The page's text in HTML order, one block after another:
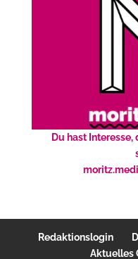
Du hast
Redaktionslogin
Aktuelles